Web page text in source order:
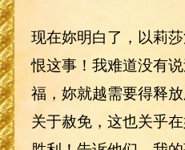
现在妳明白了，以莉
恨这事！我难道没有
福，妳就越需要得释
关于赦免，这也关乎